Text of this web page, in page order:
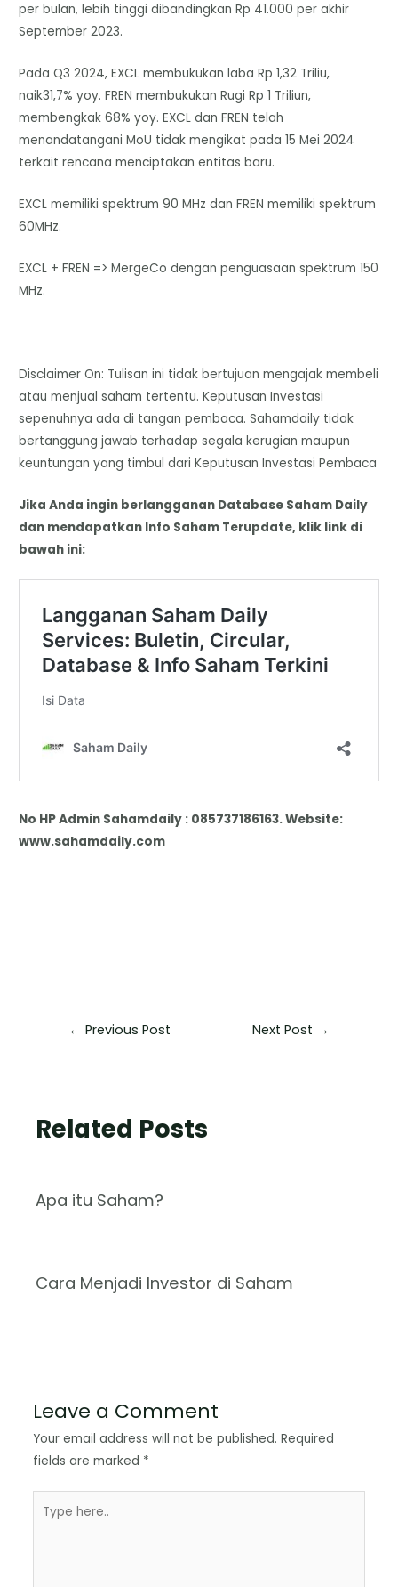
per bulan, lebih tinggi dibandingkan Rp 41.000 per akhir
September 2023.
Pada Q3 2024, EXCL membukukan laba Rp 1,32 Triliu,
naik31,7% yoy. FREN membukukan Rugi Rp 1 Triliun,
membengkak 68% yoy. EXCL dan FREN telah
menandatangani MoU tidak mengikat pada 15 Mei 2024
terkait rencana menciptakan entitas baru.
EXCL memiliki spektrum 90 MHz dan FREN memiliki spektrum
60MHz.
EXCL + FREN => MergeCo dengan penguasaan spektrum 150
MHz.
Disclaimer On: Tulisan ini tidak bertujuan mengajak membeli
atau menjual saham tertentu. Keputusan Investasi
sepenuhnya ada di tangan pembaca. Sahamdaily tidak
bertanggung jawab terhadap segala kerugian maupun
keuntungan yang timbul dari Keputusan Investasi Pembaca
Jika Anda ingin berlangganan Database Saham Daily
dan mendapatkan Info Saham Terupdate, klik link di
bawah ini:
No HP Admin Sahamdaily : 085737186163. Website:
www.sahamdaily.com
← Previous Post Next Post →
Related Posts
Apa itu Saham?
Cara Menjadi Investor di Saham
Leave a Comment
Your email address will not be published. Required
fields are marked *